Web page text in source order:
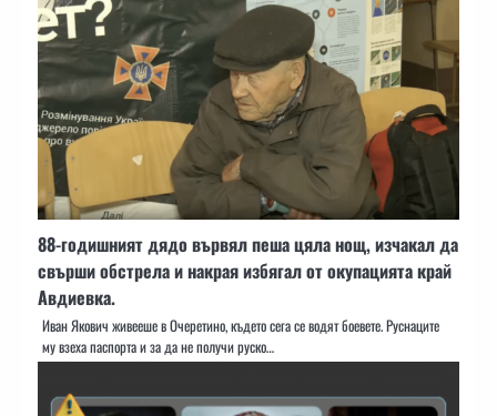
88-годишният дядо вървял пеша цяла нощ, изчакал да
свърши обстрела и накрая избягал от окупацията край
Авдиевка.
Иван Якович живееше в Очеретино, където сега се водят боевете. Руснаците
му взеха паспорта и за да не получи руско…